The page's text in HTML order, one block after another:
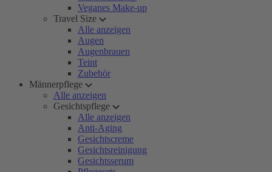
Veganes Make-up
Travel Size
Alle anzeigen
Augen
Augenbrauen
Teint
Zubehör
Männerpflege
Alle anzeigen
Gesichtspflege
Alle anzeigen
Anti-Aging
Gesichtscreme
Gesichtsreinigung
Gesichtsserum